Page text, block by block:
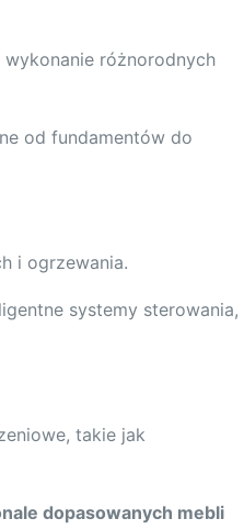
różnorodnych
od fundamentów do
i ogrzewania.
systemy sterowania,
takie jak
dopasowanych mebli